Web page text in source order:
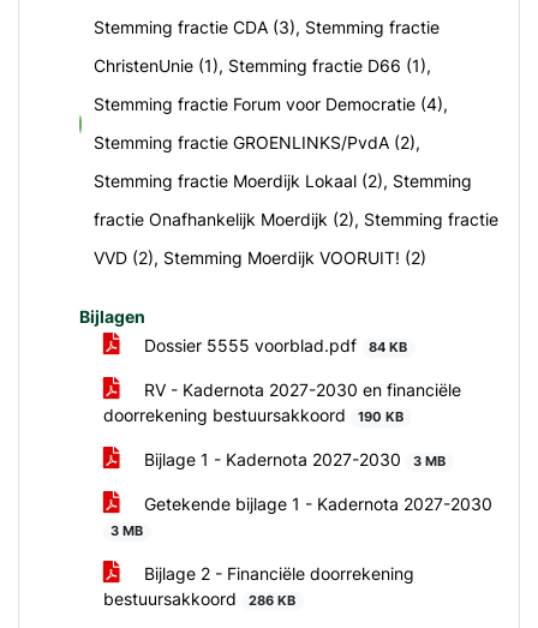
voor
Stemming fractie CDA (3), Stemming fractie
ChristenUnie (1), Stemming fractie D66 (1),
Stemming fractie Forum voor Democratie (4),
Stemming fractie GROENLINKS/PvdA (2),
Stemming fractie Moerdijk Lokaal (2), Stemming
fractie Onafhankelijk Moerdijk (2), Stemming fractie
VVD (2), Stemming Moerdijk VOORUIT! (2)
Bijlagen
Dossier 5555 voorblad.pdf
84 KB
RV - Kadernota 2027-2030 en financiële
doorrekening bestuursakkoord
190 KB
Bijlage 1 - Kadernota 2027-2030 3 MB
Getekende bijlage 1 - Kadernota 2027-2030
3 MB
Bijlage 2 - Financiële doorrekening
bestuursakkoord
286 KB